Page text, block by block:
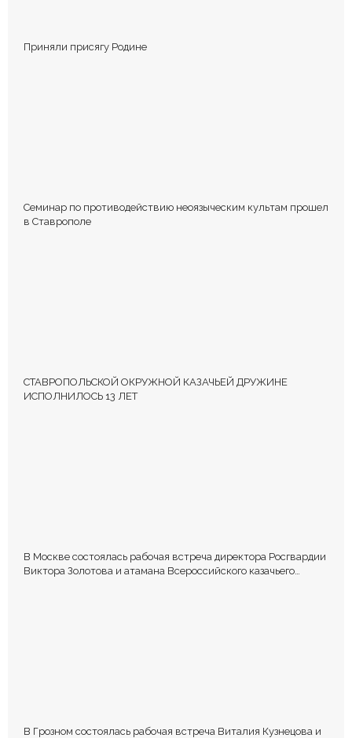
Приняли присягу Родине
Семинар по противодействию неоязыческим культам прошел
в Ставрополе
СТАВРОПОЛЬСКОЙ ОКРУЖНОЙ КАЗАЧЬЕЙ ДРУЖИНЕ
ИСПОЛНИЛОСЬ 13 ЛЕТ
В Москве состоялась рабочая встреча директора Росгвардии
Виктора Золотова и атамана Всероссийского казачьего
В Грозном состоялась рабочая встреча Виталия Кузнецова и